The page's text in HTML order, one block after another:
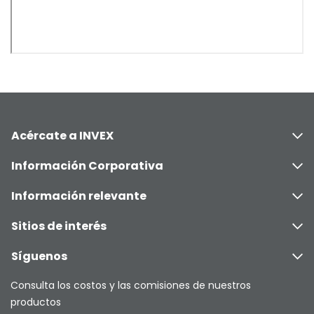
Acércate a INVEX
Información Corporativa
Información relevante
Sitios de interés
Síguenos
Consulta los costos y las comisiones de nuestros
productos